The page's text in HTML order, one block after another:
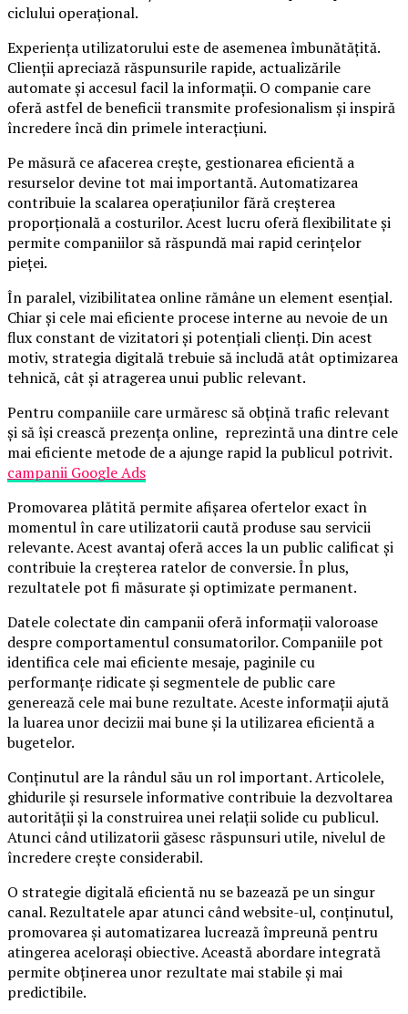
ciclului operațional.
Experiența utilizatorului este de asemenea îmbunătățită.
Clienții apreciază răspunsurile rapide, actualizările
automate și accesul facil la informații. O companie care
oferă astfel de beneficii transmite profesionalism și inspiră
încredere încă din primele interacțiuni.
Pe măsură ce afacerea crește, gestionarea eficientă a
resurselor devine tot mai importantă. Automatizarea
contribuie la scalarea operațiunilor fără creșterea
proporțională a costurilor. Acest lucru oferă flexibilitate și
permite companiilor să răspundă mai rapid cerințelor
pieței.
În paralel, vizibilitatea online rămâne un element esențial.
Chiar și cele mai eficiente procese interne au nevoie de un
flux constant de vizitatori și potențiali clienți. Din acest
motiv, strategia digitală trebuie să includă atât optimizarea
tehnică, cât și atragerea unui public relevant.
Pentru companiile care urmăresc să obțină trafic relevant
și să își crească prezența online, reprezintă una dintre cele
mai eficiente metode de a ajunge rapid la publicul potrivit.
campanii Google Ads
Promovarea plătită permite afișarea ofertelor exact în
momentul în care utilizatorii caută produse sau servicii
relevante. Acest avantaj oferă acces la un public calificat și
contribuie la creșterea ratelor de conversie. În plus,
rezultatele pot fi măsurate și optimizate permanent.
Datele colectate din campanii oferă informații valoroase
despre comportamentul consumatorilor. Companiile pot
identifica cele mai eficiente mesaje, paginile cu
performanțe ridicate și segmentele de public care
generează cele mai bune rezultate. Aceste informații ajută
la luarea unor decizii mai bune și la utilizarea eficientă a
bugetelor.
Conținutul are la rândul său un rol important. Articolele,
ghidurile și resursele informative contribuie la dezvoltarea
autorității și la construirea unei relații solide cu publicul.
Atunci când utilizatorii găsesc răspunsuri utile, nivelul de
încredere crește considerabil.
O strategie digitală eficientă nu se bazează pe un singur
canal. Rezultatele apar atunci când website-ul, conținutul,
promovarea și automatizarea lucrează împreună pentru
atingerea acelorași obiective. Această abordare integrată
permite obținerea unor rezultate mai stabile și mai
predictibile.